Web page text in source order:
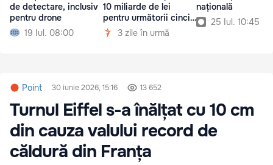
de detectare, inclusiv
pentru drone
19 Iul. 08:00
10 miliarde de lei
pentru următorii cinci
ani
3 zile în urmă
națională
25 Iul. 10:45
Point 30 iunie 2026, 15:16 13 652
Turnul Eiffel s-a înălțat cu 10 cm
din cauza valului record de
căldură din Franța